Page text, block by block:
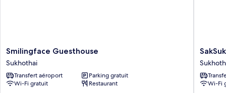
Smilingface
Guesthouse
Sukhothai
Smilingface Guesthouse
Sukhothai
Transfert aéroport
Parking gratuit
Wi-Fi gratuit
Restaurant
Resort
Wi-Fi